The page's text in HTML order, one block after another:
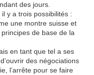
des jours.
y a trois possibilités :
une montre suisse et
de base de la
en tant que tel a ses
des négociations
l’arrête pour se faire